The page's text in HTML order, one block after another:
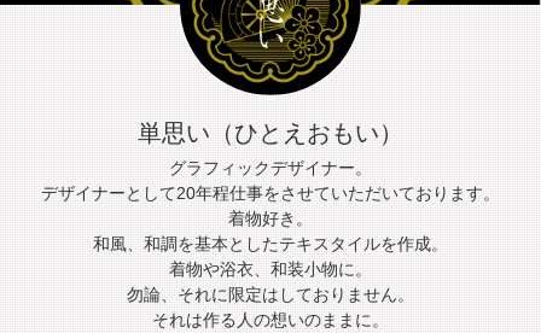
単思い（ひとえおもい）
グラフィックデザイナー。
デザイナーとして20年程仕事をさせていただいております。
着物好き。
和風、和調を基本としたテキスタイルを作成。
着物や浴衣、和装小物に。
勿論、それに限定はしておりません。
それは作る人の想いのままに。